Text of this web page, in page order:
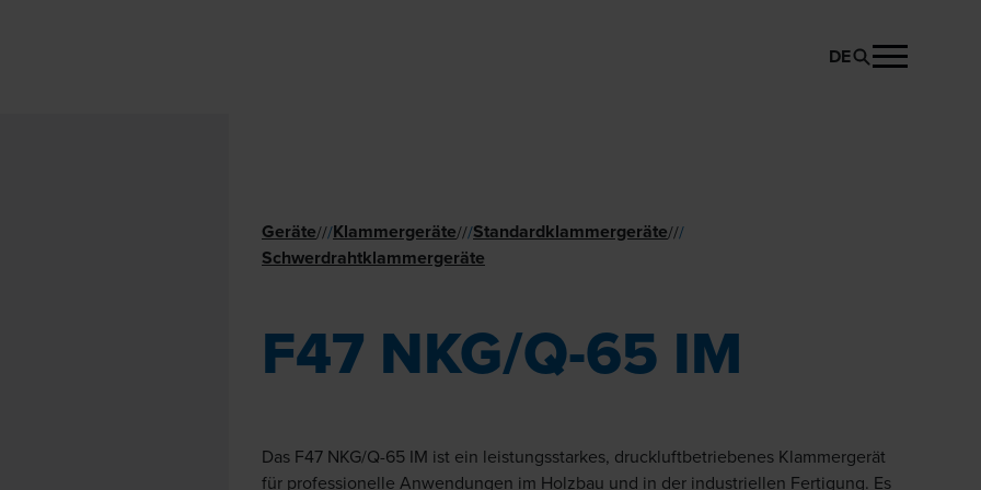
DE
Geräte///Klammer­geräte///Standard­klammer­geräte///
Schwer­draht­klammer­geräte
F47 NKG/Q-65 IM
Das F47 NKG/Q-65 IM ist ein leistungsstarkes, druckluftbetriebenes Klammergerät
für professionelle Anwendungen im Holzbau und in der industriellen Fertigung. Es